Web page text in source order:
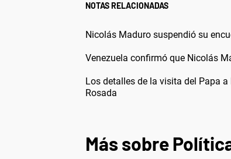
NOTAS RELACIONADAS
Nicolás Maduro suspendió su
Venezuela confirmó que Nicolás
Los detalles de la visita del Papa
Rosada
Más sobre